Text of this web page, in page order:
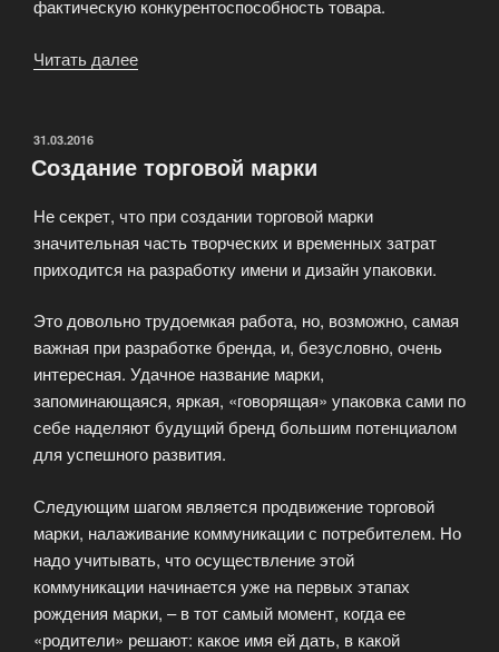
фактическую конкурентоспособность товара.
Читать далее
в
товаров»
ОПУБЛИКОВАНО
31.03.2016
Создание торговой марки
Не секрет, что при создании торговой марки
значительная часть творческих и временных затрат
приходится на разработку имени и дизайн упаковки.
Это довольно трудоемкая работа, но, возможно, самая
важная при разработке бренда, и, безусловно, очень
интересная. Удачное название марки,
запоминающаяся, яркая, «говорящая» упаковка сами по
себе наделяют будущий бренд большим потенциалом
для успешного развития.
Следующим шагом является продвижение торговой
марки, налаживание коммуникации с потребителем. Но
надо учитывать, что осуществление этой
коммуникации начинается уже на первых этапах
рождения марки, – в тот самый момент, когда ее
«родители» решают: какое имя ей дать, в какой